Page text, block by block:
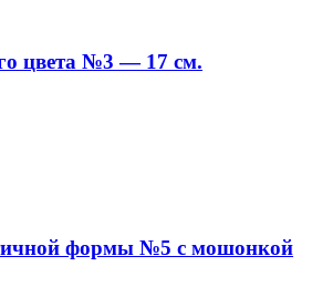
цвета №3 — 17 см.
формы №5 с мошонкой